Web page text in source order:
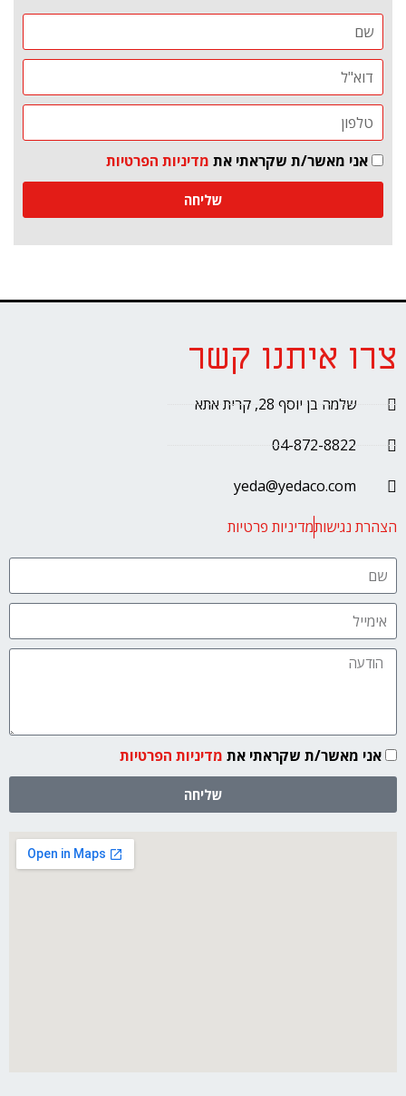
אני מאשר/ת שקראתי את מדיניות הפרטיות
שליחה
צרו איתנו קשר
שלמה בן יוסף 28, קרית אתא
04-872-8822
yeda@yedaco.com
הצהרת נגישותמדיניות פרטיות
אני מאשר/ת שקראתי את מדיניות הפרטיות
שליחה